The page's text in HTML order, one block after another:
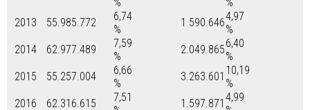
2013
55.985.772
6,74
%
1.590.6464,97
%
2014
62.977.489
7,59
%
2.049.8656,40
%
2015
55.257.004
6,66
%
3.263.601 10,19
%
2016
62.316.615
7,51
1.597.871 4,99